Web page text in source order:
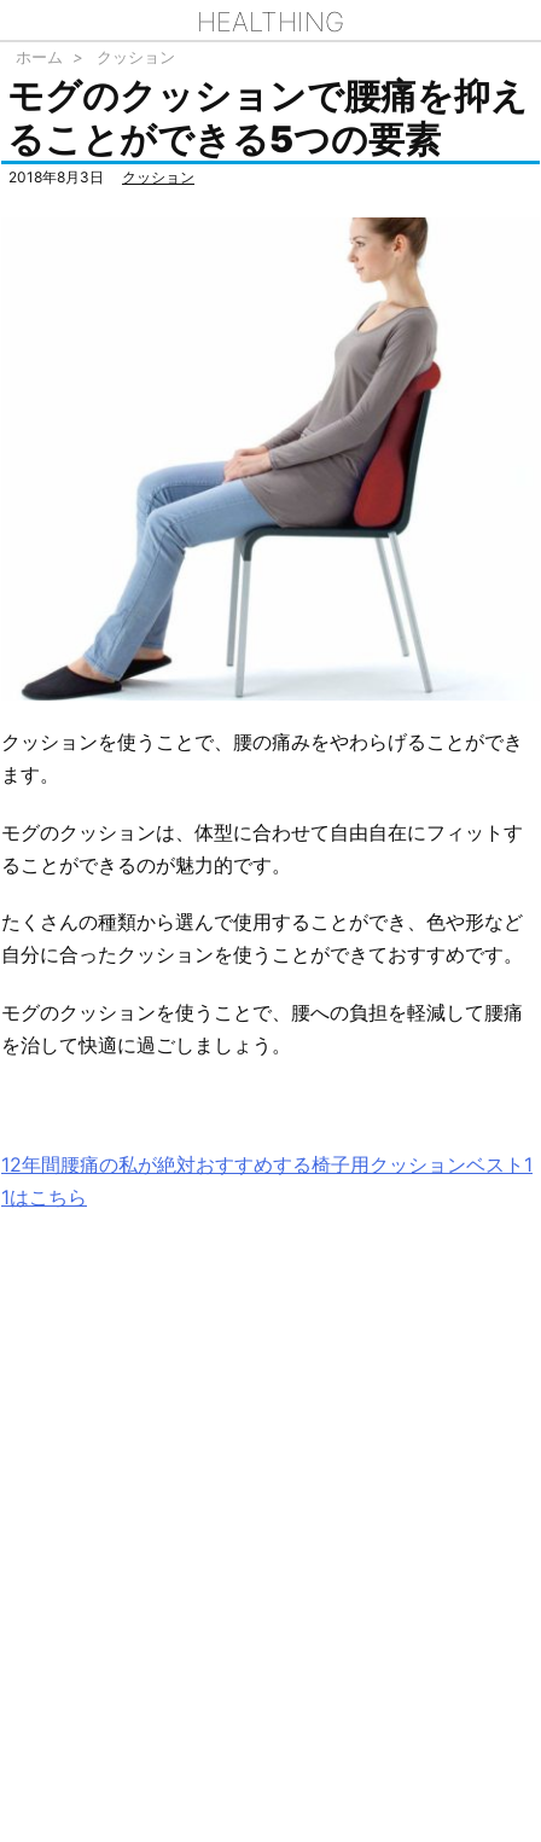
HEALTHING
ホーム > クッション
モグのクッションで腰痛を抑え
ることができる5つの要素
2018年8月3日 クッション
クッションを使うことで、腰の痛みをやわらげることができ
ます。
モグのクッションは、体型に合わせて自由自在にフィットす
ることができるのが魅力的です。
たくさんの種類から選んで使用することができ、色や形など
自分に合ったクッションを使うことができておすすめです。
モグのクッションを使うことで、腰への負担を軽減して腰痛
を治して快適に過ごしましょう。
12年間腰痛の私が絶対おすすめする椅子用クッションベスト1
1はこちら